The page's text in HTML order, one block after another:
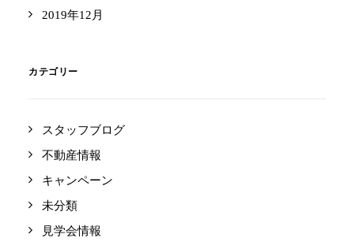
2019年12月
カテゴリー
スタッフブログ
不動産情報
キャンペーン
未分類
見学会情報